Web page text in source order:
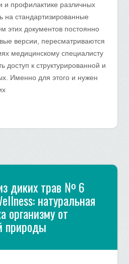
и профилактике различных
на стандартизированные
этих документов постоянно
версии, пересматриваются
медицинскому специалисту
доступ к структурированной и
Именно для этого и нужен
диких трав № 6
натуральная
организму от
природы